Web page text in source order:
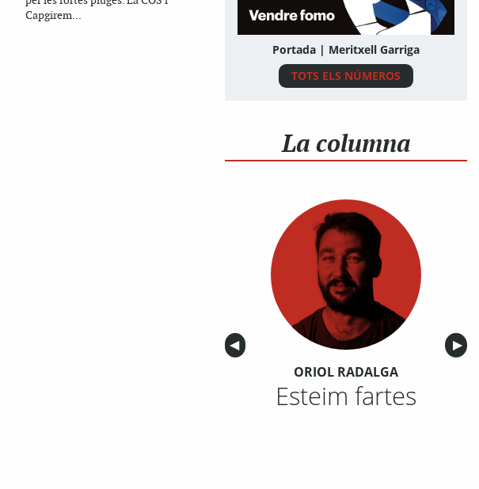
Capgirem...
Portada | Meritxell Garriga
TOTS ELS NÚMEROS
La columna
Anterior
◀︎ ▶︎
ORIOL RADALGA
Esteim fartes